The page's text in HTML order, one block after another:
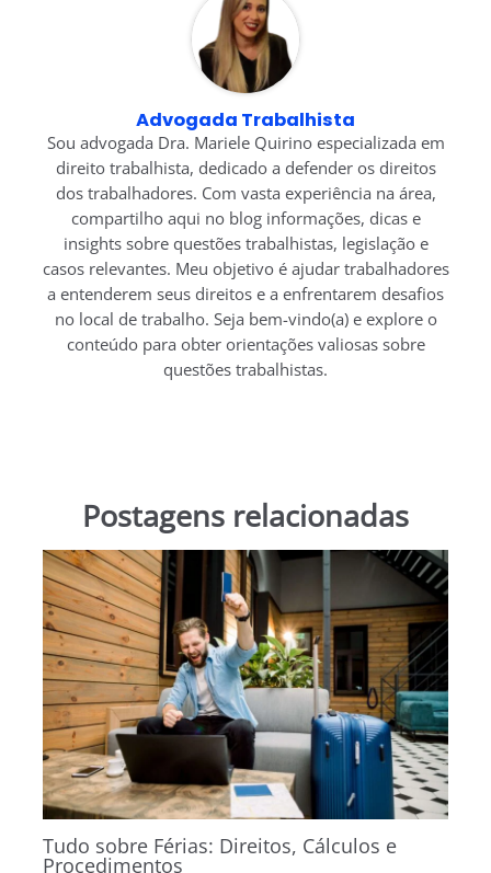
Advogada Trabalhista
Sou advogada Dra. Mariele Quirino especializada em
direito trabalhista, dedicado a defender os direitos
dos trabalhadores. Com vasta experiência na área,
compartilho aqui no blog informações, dicas e
insights sobre questões trabalhistas, legislação e
casos relevantes. Meu objetivo é ajudar trabalhadores
a entenderem seus direitos e a enfrentarem desafios
no local de trabalho. Seja bem-vindo(a) e explore o
conteúdo para obter orientações valiosas sobre
questões trabalhistas.
Postagens relacionadas
Tudo sobre Férias: Direitos, Cálculos e
Procedimentos